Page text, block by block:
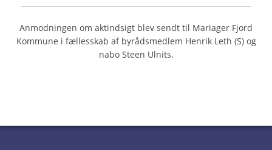
Anmodningen om aktindsigt blev sendt til Mariager Fjord
Kommune i fællesskab af byrådsmedlem Henrik Leth (S) og
nabo Steen Ulnits.